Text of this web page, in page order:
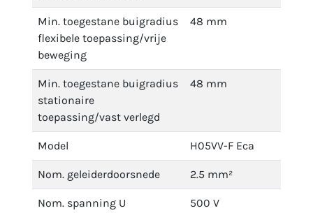
Min. toegestane buigradius
flexibele toepassing/vrije
beweging
48 mm
Min. toegestane buigradius
stationaire
toepassing/vast verlegd
48 mm
Model H05VV-F Eca
Nom. geleiderdoorsnede 2.5 mm²
Nom. spanning U 500 V